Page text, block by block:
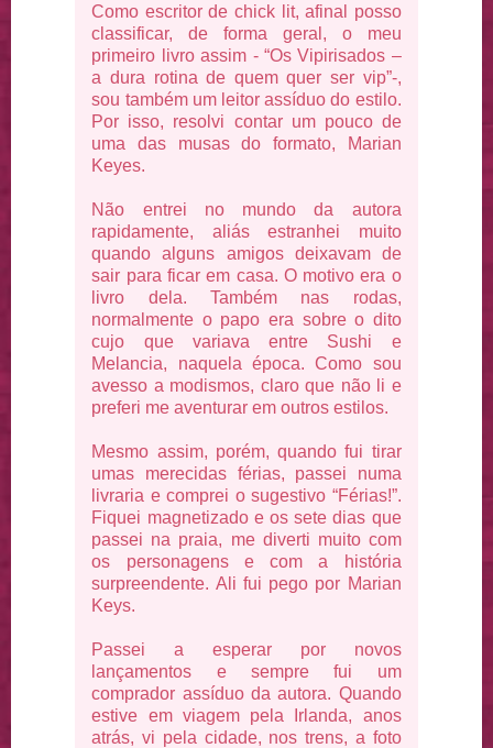
Como escritor de chick lit, afinal posso
classificar, de forma geral, o meu
primeiro livro assim - “Os Vipirisados –
a dura rotina de quem quer ser vip”-,
sou também um leitor assíduo do estilo.
Por isso, resolvi contar um pouco de
uma das musas do formato, Marian
Keyes.
Não entrei no mundo da autora
rapidamente, aliás estranhei muito
quando alguns amigos deixavam de
sair para ficar em casa. O motivo era o
livro dela. Também nas rodas,
normalmente o papo era sobre o dito
cujo que variava entre Sushi e
Melancia, naquela época. Como sou
avesso a modismos, claro que não li e
preferi me aventurar em outros estilos.
Mesmo assim, porém, quando fui tirar
umas merecidas férias, passei numa
livraria e comprei o sugestivo “Férias!”.
Fiquei magnetizado e os sete dias que
passei na praia, me diverti muito com
os personagens e com a história
surpreendente. Ali fui pego por Marian
Keys.
Passei a esperar por novos
lançamentos e sempre fui um
comprador assíduo da autora. Quando
estive em viagem pela Irlanda, anos
atrás, vi pela cidade, nos trens, a foto